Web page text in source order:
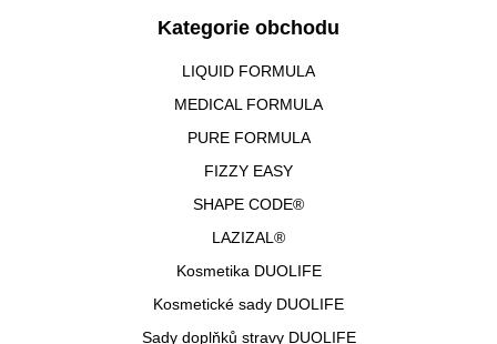
Kategorie obchodu
LIQUID FORMULA
MEDICAL FORMULA
PURE FORMULA
FIZZY EASY
SHAPE CODE®
LAZIZAL®
Kosmetika DUOLIFE
Kosmetické sady DUOLIFE
Sady doplňků stravy DUOLIFE